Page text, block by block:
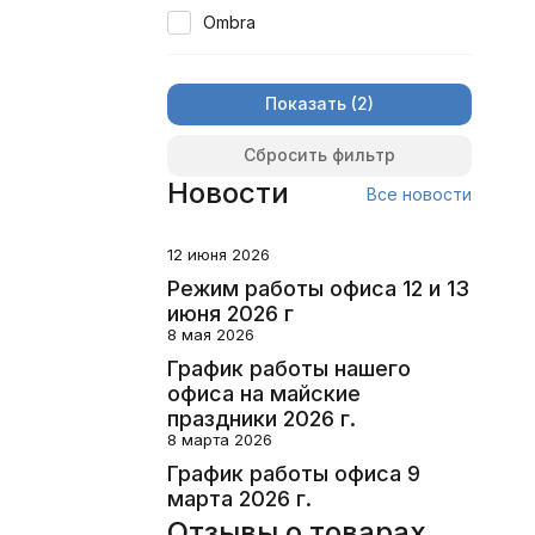
Ombra
Показать
Сбросить фильтр
Новости Все новости
12 июня 2026
Режим работы офиса 12 и 13
июня 2026 г
8 мая 2026
График работы нашего
офиса на майские
праздники 2026 г.
8 марта 2026
График работы офиса 9
марта 2026 г.